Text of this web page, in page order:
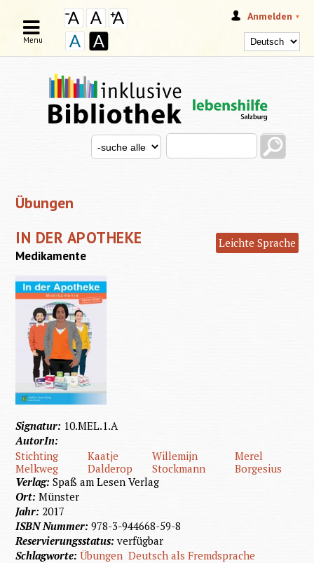
Anmelden
SUCHFORMULAR
Search this site
Search for
Menu
Übungen
IN DER APOTHEKE Leichte Sprache
Medikamente
Signatur: 10.MEL.1.A
AutorIn:
Stichting
Melkweg
Kaatje
Dalderop
Willemijn
Stockmann
Merel
Borgesius
Verlag:Spaß am Lesen Verlag
Ort:Münster
Jahr: 2017
ISBN Nummer:978-3-944668-59-8
Reservierungsstatus:verfügbar
Schlagworte:Übungen Deutsch als Fremdsprache